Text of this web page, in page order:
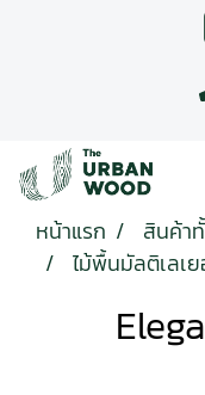
หน้าแรก สินค้า
ไม้พื้นมัลติเลเ